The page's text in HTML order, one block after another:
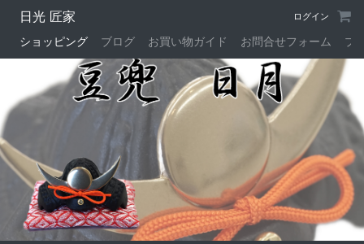
日光 匠家 ログイン
ショッピング ブログ お買い物ガイド お問合せフォーム プ